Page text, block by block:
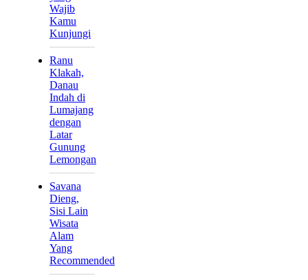
Wajib
Kamu
Kunjungi
Ranu
Klakah,
Danau
Indah di
Lumajang
dengan
Latar
Gunung
Lemongan
Savana
Dieng,
Sisi Lain
Wisata
Alam
Yang
Recommended